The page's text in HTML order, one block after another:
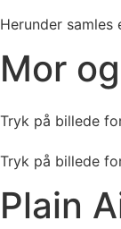
Herunder
Mor
Tryk på billede
Tryk på billede
Plain